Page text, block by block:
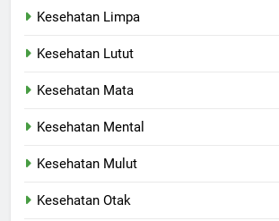
Kesehatan Limpa
Kesehatan Lutut
Kesehatan Mata
Kesehatan Mental
Kesehatan Mulut
Kesehatan Otak